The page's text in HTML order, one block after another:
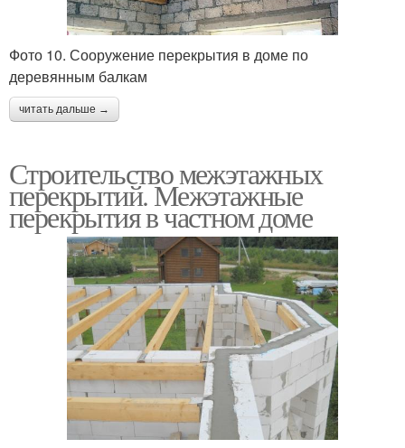
Фото 10. Сооружение перекрытия в доме по
деревянным балкам
читать дальше →
Строительство межэтажных
перекрытий. Межэтажные
перекрытия в частном доме